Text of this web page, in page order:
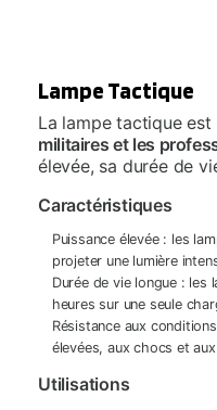
Lampe Tactique
La lampe tactique est
militaires et les
élevée, sa durée de
Caractéristiques
Puissance élevée : les
projeter une lumière
Durée de vie longue :
heures sur une seule
Résistance aux
élevées, aux chocs et
Utilisations